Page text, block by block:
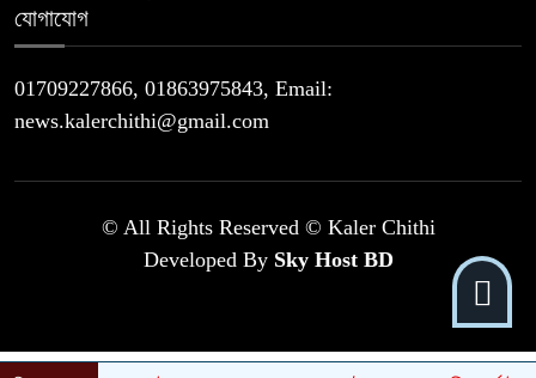
যোগাযোগ
01709227866, 01863975843, Email:
news.kalerchithi@gmail.com
© All Rights Reserved © Kaler Chithi
Developed By Sky Host BD